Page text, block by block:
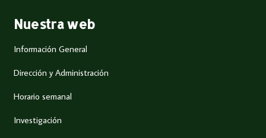
Nuestra web
Información General
Dirección y Administración
Horario semanal
Investigación